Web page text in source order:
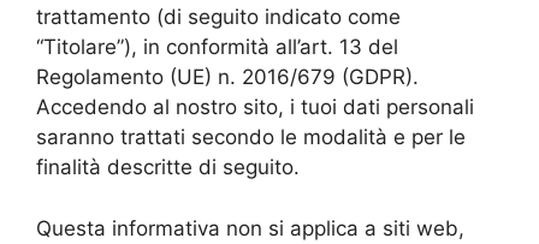
trattamento (di seguito indicato come
“Titolare”), in conformità all’art. 13 del
Regolamento (UE) n. 2016/679 (GDPR).
Accedendo al nostro sito, i tuoi dati personali
saranno trattati secondo le modalità e per le
finalità descritte di seguito.
Questa informativa non si applica a siti web,